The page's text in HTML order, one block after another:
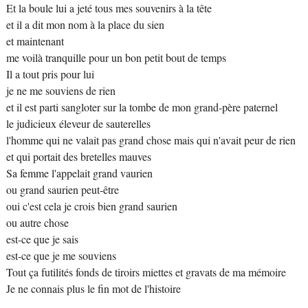
Et la boule lui a jeté tous mes souvenirs à la tête
et il a dit mon nom à la place du sien
et maintenant
me voilà tranquille pour un bon petit bout de temps
Il a tout pris pour lui
je ne me souviens de rien
et il est parti sangloter sur la tombe de mon grand-père paternel
le judicieux éleveur de sauterelles
l'homme qui ne valait pas grand chose mais qui n'avait peur de rien
et qui portait des bretelles mauves
Sa femme l'appelait grand vaurien
ou grand saurien peut-être
oui c'est cela je crois bien grand saurien
ou autre chose
est-ce que je sais
est-ce que je me souviens
Tout ça futilités fonds de tiroirs miettes et gravats de ma mémoire
Je ne connais plus le fin mot de l'histoire